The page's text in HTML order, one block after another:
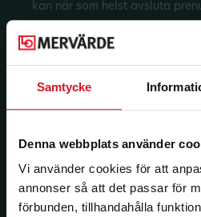
Samtycke
Denna webbplats använder
Vi använder cookies för att
annonser så att det passar för
förbunden, tillhandahålla
kan när som helst avsluta